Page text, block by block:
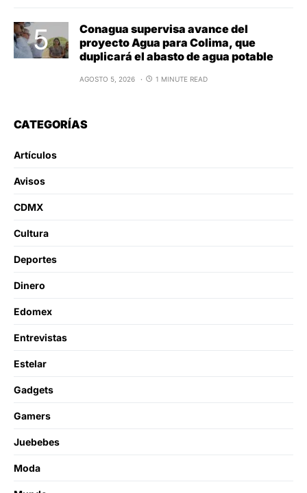
Conagua supervisa avance del
proyecto Agua para Colima, que
duplicará el abasto de agua potable
AGOSTO 5, 2026 1 MINUTE READ
CATEGORÍAS
Artículos
Avisos
CDMX
Cultura
Deportes
Dinero
Edomex
Entrevistas
Estelar
Gadgets
Gamers
Juebebes
Moda